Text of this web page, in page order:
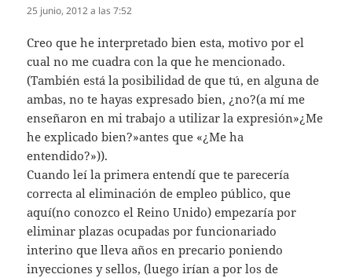
25 junio, 2012 a las 7:52
Creo que he interpretado bien esta, motivo por el
cual no me cuadra con la que he mencionado.
(También está la posibilidad de que tú, en alguna de
ambas, no te hayas expresado bien, ¿no?(a mí me
enseñaron en mi trabajo a utilizar la expresión»¿Me
he explicado bien?»antes que «¿Me ha
entendido?»)).
Cuando leí la primera entendí que te parecería
correcta al eliminación de empleo público, que
aquí(no conozco el Reino Unido) empezaría por
eliminar plazas ocupadas por funcionariado
interino que lleva años en precario poniendo
inyecciones y sellos, (luego irían a por los de